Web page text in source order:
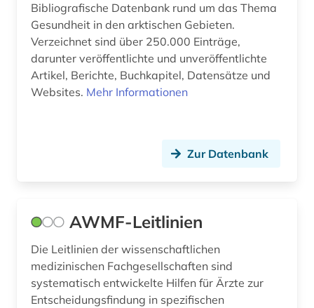
lgbt (1)
literaturrecherche (1)
medizin (12)
naturheilverfahren (1)
naturwissenschaften (2)
nlm (1)
Bibliografische Datenbank rund um das Thema
Gesundheit in den arktischen Gebieten.
Verzeichnet sind über 250.000 Einträge,
darunter veröffentlichte und unveröffentlichte
Artikel, Berichte, Buchkapitel, Datensätze und
Websites. Mehr Informationen
Zur Datenbank
AWMF-Leitlinien
Die Leitlinien der wissenschaftlichen
medizinischen Fachgesellschaften sind
systematisch entwickelte Hilfen für Ärzte zur
Entscheidungsfindung in spezifischen